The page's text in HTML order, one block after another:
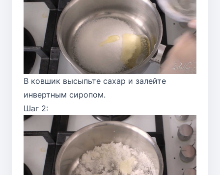
В ковшик высыпьте сахар и залейте
инвертным сиропом.
Шаг 2: